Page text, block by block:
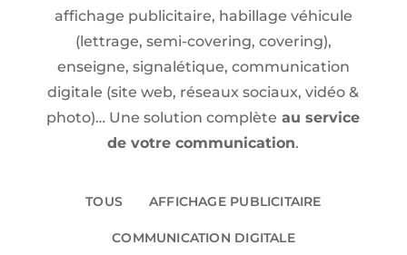
affichage publicitaire, habillage véhicule
(lettrage, semi-covering, covering),
enseigne, signalétique, communication
digitale (site web, réseaux sociaux, vidéo &
photo)… Une solution complète au service
de votre communication.
TOUS AFFICHAGE PUBLICITAIRE
COMMUNICATION DIGITALE